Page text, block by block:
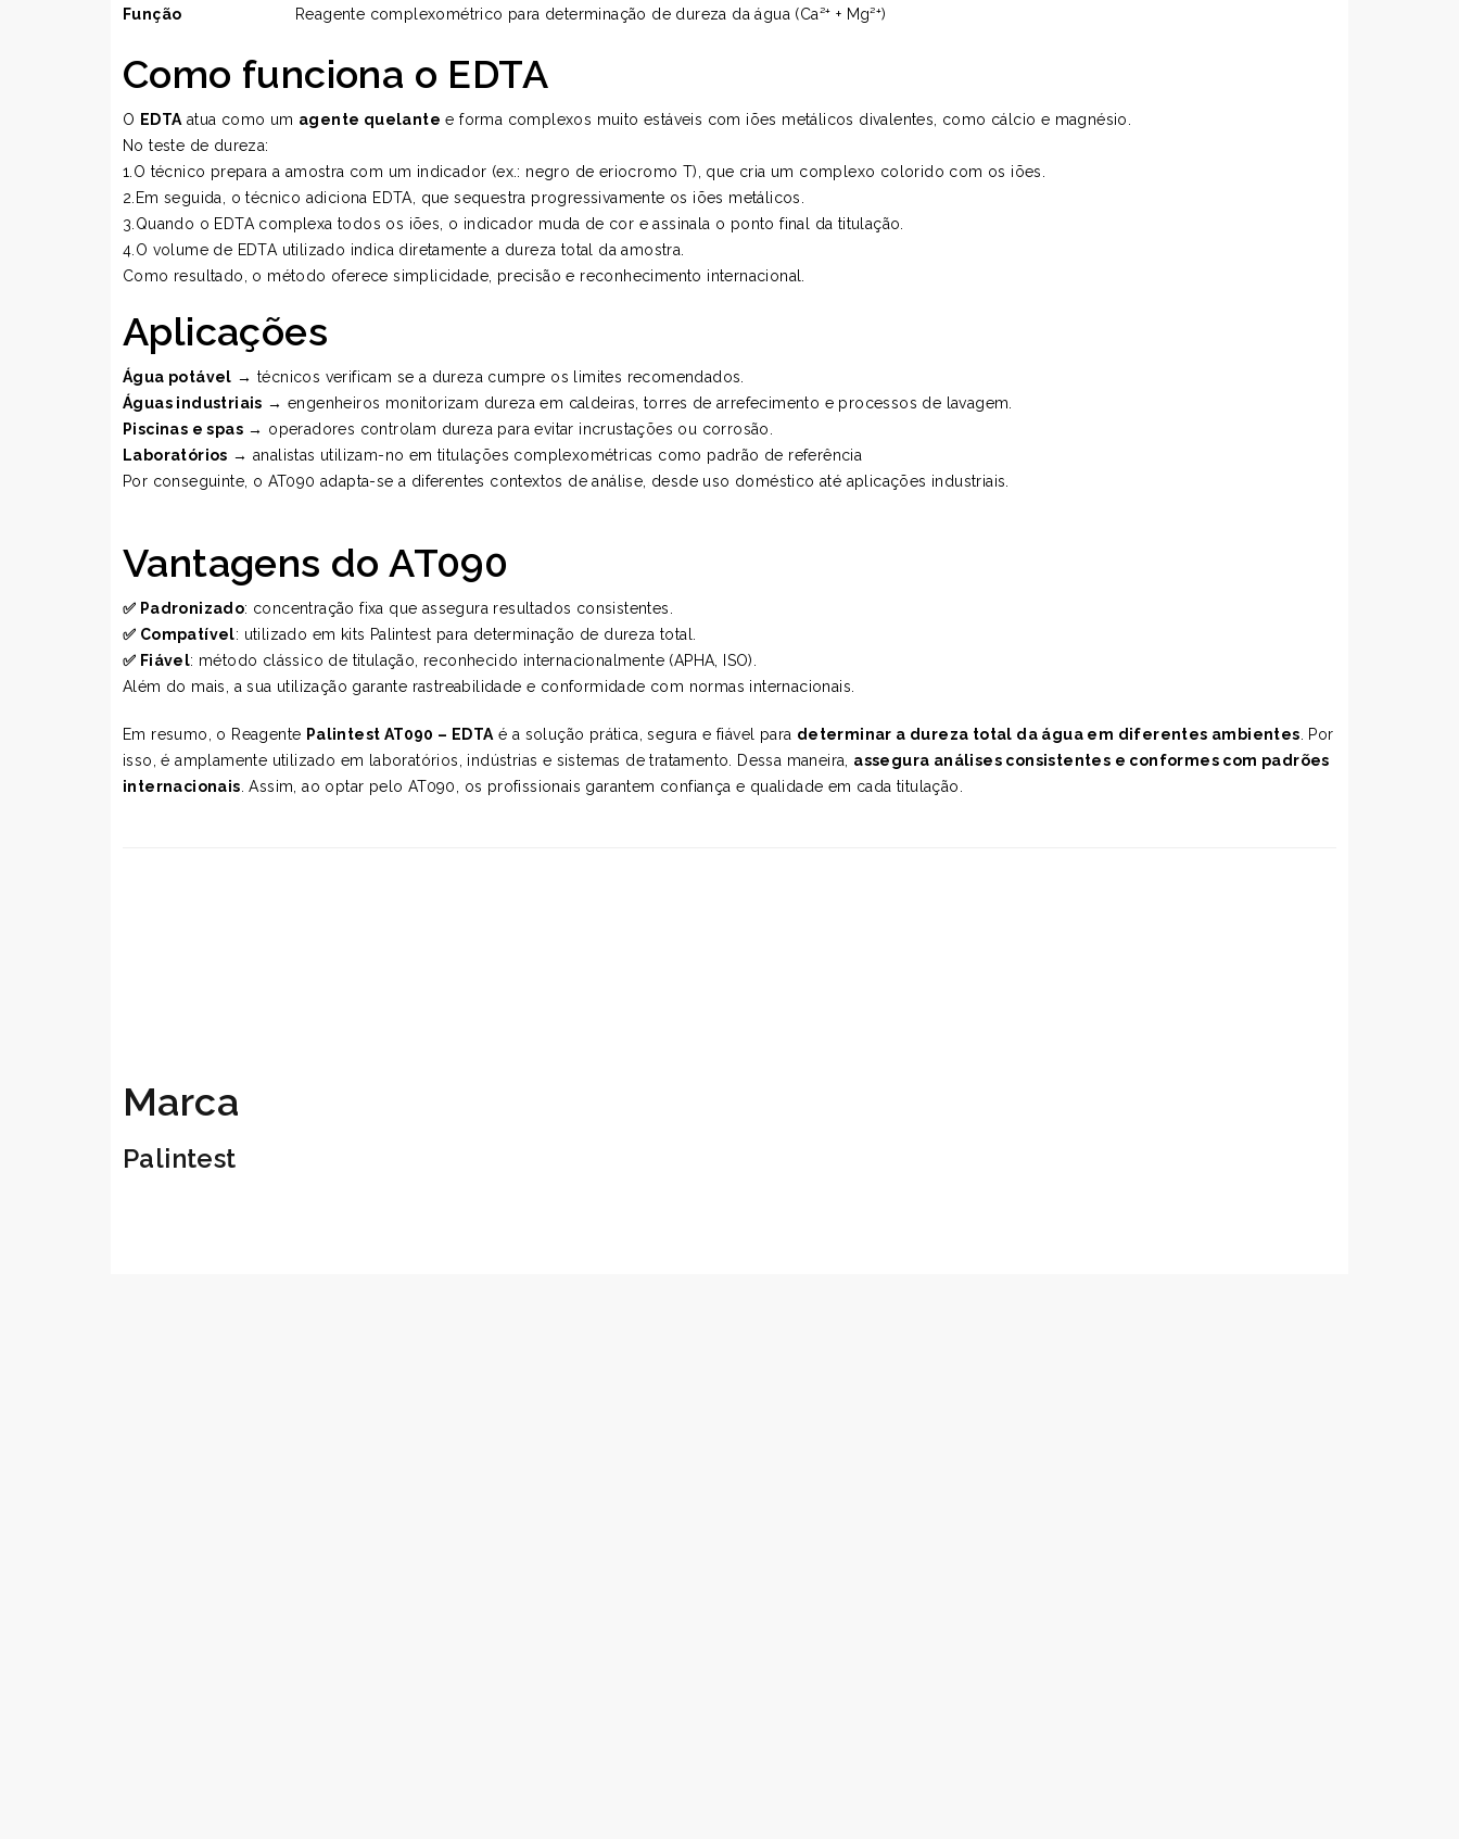
Função
Reagente complexométrico para determinação de dureza da água (Ca²⁺ + Mg²⁺)
Como funciona o EDTA
O EDTA atua como um agente quelante e forma complexos muito estáveis com iões metálicos divalentes, como cálcio e magnésio.
No teste de dureza:
1.O técnico prepara a amostra com um indicador (ex.: negro de eriocromo T), que cria um complexo colorido com os iões.
2.Em seguida, o técnico adiciona EDTA, que sequestra progressivamente os iões metálicos.
3.Quando o EDTA complexa todos os iões, o indicador muda de cor e assinala o ponto final da titulação.
4.O volume de EDTA utilizado indica diretamente a dureza total da amostra.
Como resultado, o método oferece simplicidade, precisão e reconhecimento internacional.
Aplicações
Água potável → técnicos verificam se a dureza cumpre os limites recomendados.
Águas industriais → engenheiros monitorizam dureza em caldeiras, torres de arrefecimento e processos de lavagem.
Piscinas e spas → operadores controlam dureza para evitar incrustações ou corrosão.
Laboratórios → analistas utilizam-no em titulações complexométricas como padrão de referência
Por conseguinte, o AT090 adapta-se a diferentes contextos de análise, desde uso doméstico até aplicações industriais.
Vantagens do AT090
✅ Padronizado: concentração fixa que assegura resultados consistentes.
✅ Compatível: utilizado em kits Palintest para determinação de dureza total.
✅ Fiável: método clássico de titulação, reconhecido internacionalmente (APHA, ISO).
Além do mais, a sua utilização garante rastreabilidade e conformidade com normas internacionais.
Em resumo, o Reagente Palintest AT090 – EDTA é a solução prática, segura e fiável para determinar a dureza total da água em diferentes ambientes . Por
isso, é amplamente utilizado em laboratórios, indústrias e sistemas de tratamento. Dessa maneira, assegura análises consistentes e conformes com padrões
internacionais . Assim, ao optar pelo AT090, os profissionais garantem confiança e qualidade em cada titulação.
Marca
Palintest